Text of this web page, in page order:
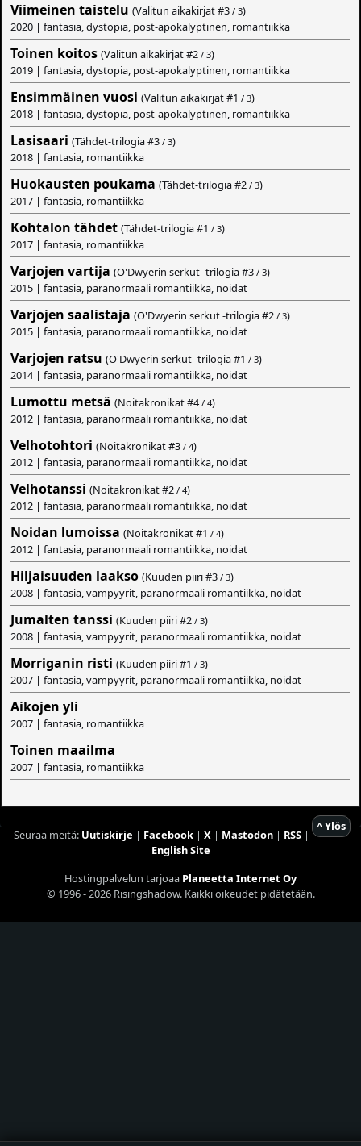
Viimeinen taistelu (Valitun aikakirjat #3 / 3)
2020 | fantasia, dystopia, post-apokalyptinen, romantiikka
Toinen koitos (Valitun aikakirjat #2 / 3)
2019 | fantasia, dystopia, post-apokalyptinen, romantiikka
Ensimmäinen vuosi (Valitun aikakirjat #1 / 3)
2018 | fantasia, dystopia, post-apokalyptinen, romantiikka
Lasisaari (Tähdet-trilogia #3 / 3)
2018 | fantasia, romantiikka
Huokausten poukama (Tähdet-trilogia #2 / 3)
2017 | fantasia, romantiikka
Kohtalon tähdet (Tähdet-trilogia #1 / 3)
2017 | fantasia, romantiikka
Varjojen vartija (O'Dwyerin serkut -trilogia #3 / 3)
2015 | fantasia, paranormaali romantiikka, noidat
Varjojen saalistaja (O'Dwyerin serkut -trilogia #2 / 3)
2015 | fantasia, paranormaali romantiikka, noidat
Varjojen ratsu (O'Dwyerin serkut -trilogia #1 / 3)
2014 | fantasia, paranormaali romantiikka, noidat
Lumottu metsä (Noitakronikat #4 / 4)
2012 | fantasia, paranormaali romantiikka, noidat
Velhotohtori (Noitakronikat #3 / 4)
2012 | fantasia, paranormaali romantiikka, noidat
Velhotanssi (Noitakronikat #2 / 4)
2012 | fantasia, paranormaali romantiikka, noidat
Noidan lumoissa (Noitakronikat #1 / 4)
2012 | fantasia, paranormaali romantiikka, noidat
Hiljaisuuden laakso (Kuuden piiri #3 / 3)
2008 | fantasia, vampyyrit, paranormaali romantiikka, noidat
Jumalten tanssi (Kuuden piiri #2 / 3)
2008 | fantasia, vampyyrit, paranormaali romantiikka, noidat
Morriganin risti (Kuuden piiri #1 / 3)
2007 | fantasia, vampyyrit, paranormaali romantiikka, noidat
Aikojen yli
2007 | fantasia, romantiikka
Toinen maailma
2007 | fantasia, romantiikka
^ Ylös
Seuraa meitä: Uutiskirje | Facebook| X| Mastodon| RSS|
English Site
Hostingpalvelun tarjoaa Planeetta Internet Oy
© 1996 - 2026 Risingshadow. Kaikki oikeudet pidätetään.